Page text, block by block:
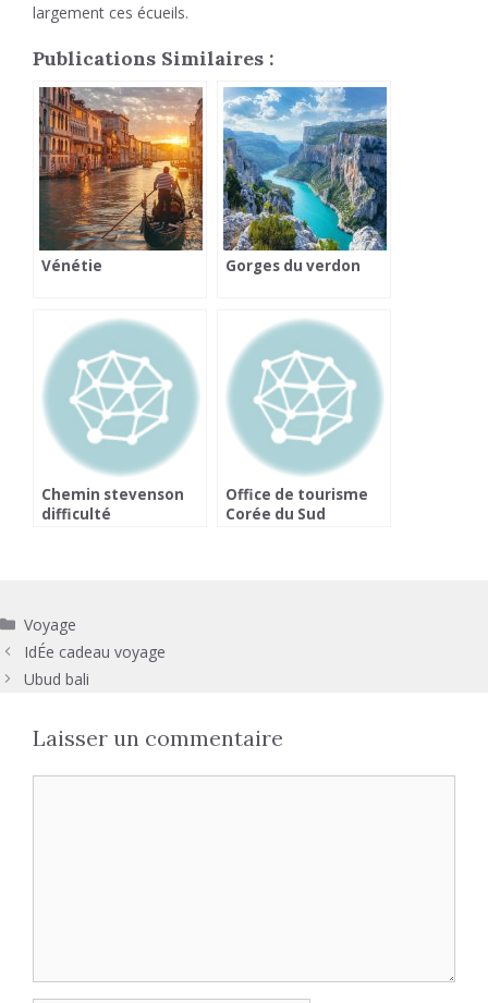
largement ces écueils.
Publications Similaires :
Vénétie Gorges du verdon
Chemin stevenson
difficulté
Office de tourisme
Corée du Sud
Catégories
Voyage
IdÉe cadeau voyage
Ubud bali
Laisser un commentaire